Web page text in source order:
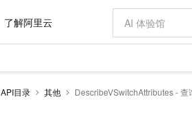
了解阿里云
API目录 其他 DescribeVSwitchAttributes - 查
大模型
AI 场景体
器
估算价格
配置报价
基础软件
伙伴 产品伙伴
服务 阿里云认证
市场活动